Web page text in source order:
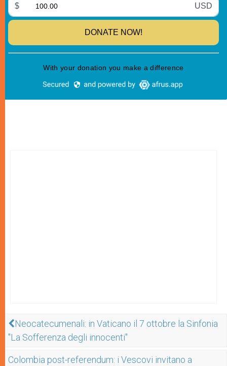
Neocatecumenali: in Vaticano il 7 ottobre la Sinfonia
"La Sofferenza degli innocenti"
Colombia post-referendum: i Vescovi invitano a